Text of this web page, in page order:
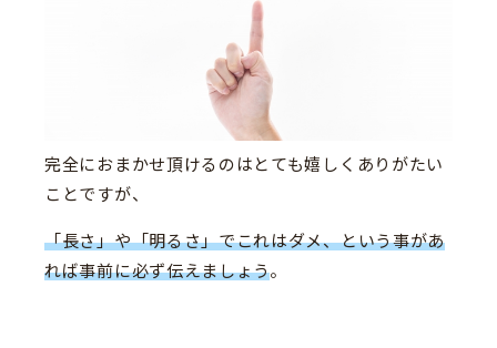
完全におまかせ頂けるのはとても嬉しくありがたい
ことですが、
「長さ」や「明るさ」でこれはダメ、という事があ
れば事前に必ず伝えましょう。